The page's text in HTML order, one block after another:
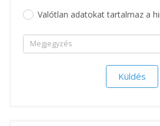
Valótlan adatokat tartalmaz a